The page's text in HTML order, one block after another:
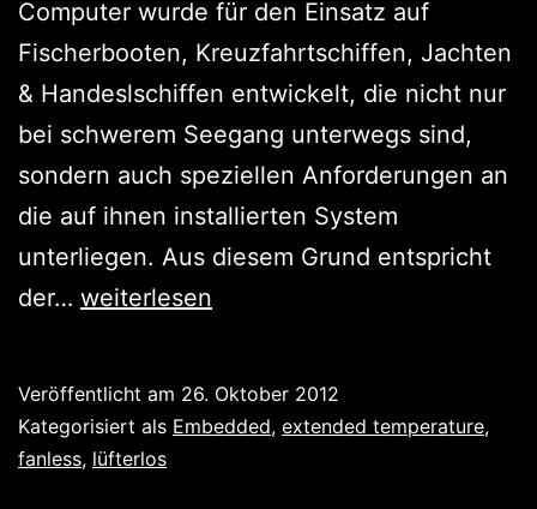
Computer wurde für den Einsatz auf
Fischerbooten, Kreuzfahrtschiffen, Jachten
& Handeslschiffen entwickelt, die nicht nur
bei schwerem Seegang unterwegs sind,
sondern auch speziellen Anforderungen an
die auf ihnen installierten System
unterliegen. Aus diesem Grund entspricht
der… Marine
Vollausstattung:
der
weiterlesen
Veröffentlicht am 26. Oktober 2012
Kategorisiert als Embedded, extended temperature,
fanless, lüfterlos